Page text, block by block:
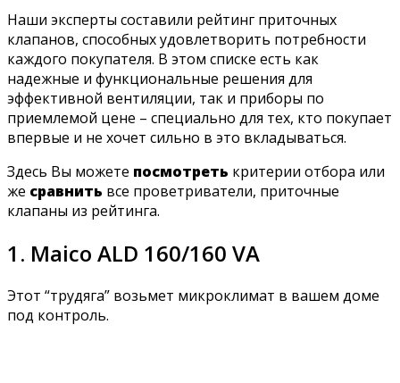
Наши эксперты составили рейтинг приточных
клапанов, способных удовлетворить потребности
каждого покупателя. В этом списке есть как
надежные и функциональные решения для
эффективной вентиляции, так и приборы по
приемлемой цене – специально для тех, кто покупает
впервые и не хочет сильно в это вкладываться.
Здесь Вы можете посмотреть критерии отбора или
же сравнить все проветриватели, приточные
клапаны из рейтинга.
1. Maico ALD 160/160 VA
Этот “трудяга” возьмет микроклимат в вашем доме
под контроль.